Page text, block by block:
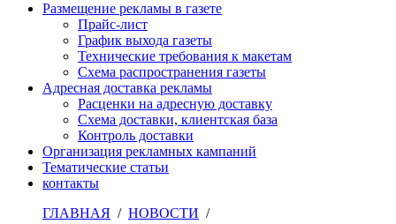
Размещение рекламы в газете
Прайс-лист
График выхода газеты
Технические требования к макетам
Схема распространения газеты
Адресная доставка рекламы
Расценки на адресную доставку
Схема доставки, клиентская база
Контроль доставки
Организация рекламных кампаний
Тематические статьи
контакты
ГЛАВНАЯ / НОВОСТИ /